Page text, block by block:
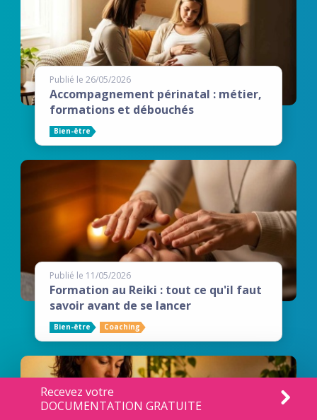
Publié le 26/05/2026
Accompagnement périnatal : métier,
formations et débouchés
Bien-être
Publié le 11/05/2026
Formation au Reiki : tout ce qu'il faut
savoir avant de se lancer
Bien-être Coaching
Recevez votre
DOCUMENTATION GRATUITE